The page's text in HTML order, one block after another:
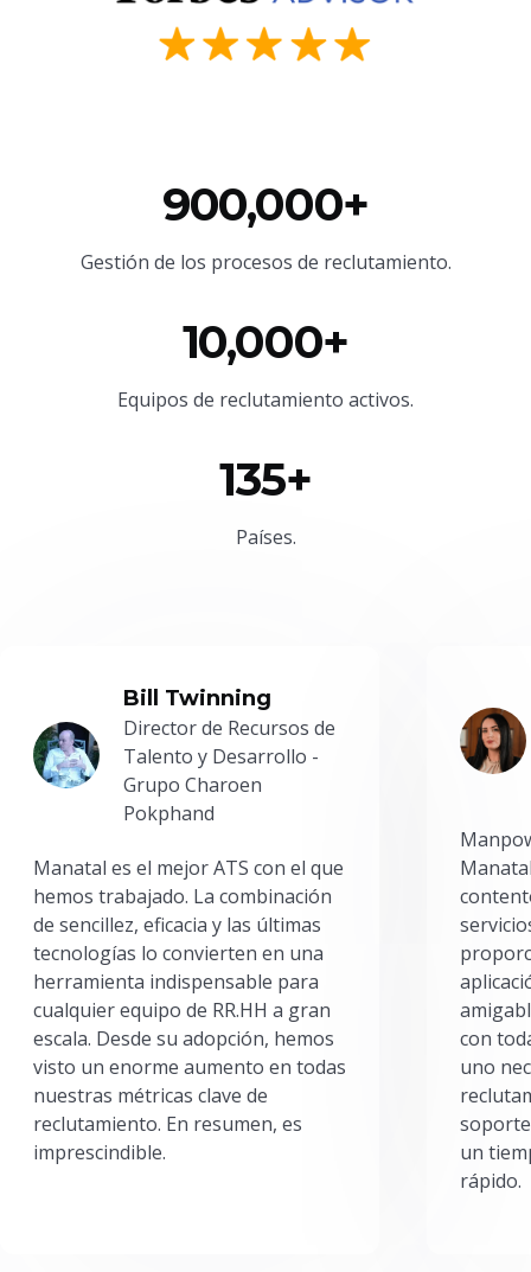
900,000+
Gestión de los procesos de reclutamiento.
10,000+
Equipos de reclutamiento activos.
135+
Países.
Bill Twinning
Director de Recursos de
Talento y Desarrollo -
Grupo Charoen
Pokphand
Manatal es el mejor ATS con el que
hemos trabajado. La combinación
de sencillez, eficacia y las últimas
tecnologías lo convierten en una
herramienta indispensable para
cualquier equipo de RR.HH a gran
escala. Desde su adopción, hemos
visto un enorme aumento en todas
nuestras métricas clave de
reclutamiento. En resumen, es
imprescindible.
con
uno
un
rápido.